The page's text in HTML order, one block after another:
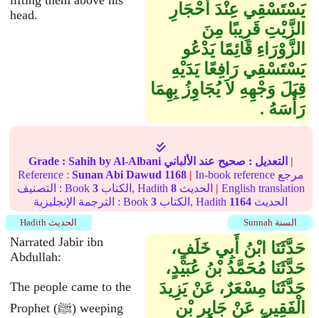
head.
يَسْتَسْقِي عِنْدَ أَحْجَارِ
الزَّيْتِ قَرِيبًا مِنَ
الزَّوْرَاءِ قَائِمًا يَدْعُو
يَسْتَسْقِي رَافِعًا يَدَيْهِ
قِبَلَ وَجْهِهِ لاَ يُجَاوِزُ بِهِمَا
رَأْسَهُ ‏.‏
Grade : Sahih by Al-Albani التعديل : صحيح عند الألباني
|
Reference : Sunan Abi Dawud 1168 | In-book reference مرجع
التصنيف : Book 3 الكتاب, Hadith 8 | English translation
الترجمة الإنجليزية : Book3 الكتاب, Hadith 1164 الحديث
Sunnah السنة Hadith الحديث
Narrated Jabir ibn
Abdullah:
The people came to the
Prophet (ﷺ) weeping
حَدَّثَنَا ابْنُ أَبِي خَلَفٍ،
حَدَّثَنَا مُحَمَّدُ بْنُ عُبَيْدٍ،
حَدَّثَنَا مِسْعَرٌ، عَنْ يَزِيدَ
الْفَقِيرِ، عَنْ جَابِرِ بْنِ